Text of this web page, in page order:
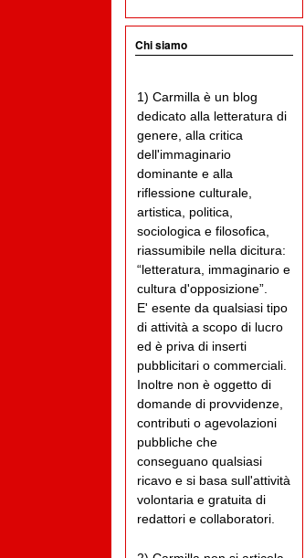
Chi siamo
1) Carmilla è un blog
dedicato alla letteratura di
genere, alla critica
dell'immaginario
dominante e alla
riflessione culturale,
artistica, politica,
sociologica e filosofica,
riassumibile nella dicitura:
“letteratura, immaginario e
cultura d'opposizione”.
E' esente da qualsiasi tipo
di attività a scopo di lucro
ed è priva di inserti
pubblicitari o commerciali.
Inoltre non è oggetto di
domande di provvidenze,
contributi o agevolazioni
pubbliche che
conseguano qualsiasi
ricavo e si basa sull'attività
volontaria e gratuita di
redattori e collaboratori.